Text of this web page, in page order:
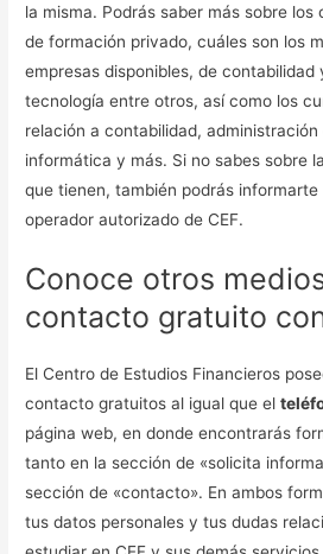
la misma. Podrás saber más sobre
de formación privado, cuáles son los
empresas disponibles, de
tecnología entre otros, así como los
relación a contabilidad, administración
informática y más. Si no sabes sobre
que tienen, también podrás informarte
operador autorizado de CEF.
Conoce otros
contacto gratuito
El Centro de Estudios Financieros
contacto gratuitos al igual que el
página web, en donde encontrarás
tanto en la sección de «solicita
sección de «contacto». En ambos
tus datos personales y tus dudas